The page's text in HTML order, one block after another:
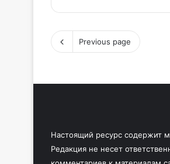
Previous page
Настоящий ресурс содержит
Редакция не несет